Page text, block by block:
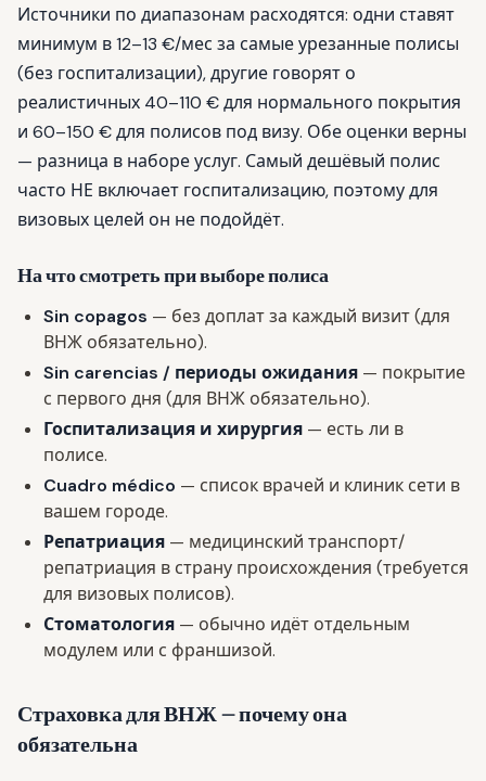
Источники по диапазонам расходятся: одни ставят
минимум в 12–13 €/мес за самые урезанные полисы
(без госпитализации), другие говорят о
реалистичных 40–110 € для нормального покрытия
и 60–150 € для полисов под визу. Обе оценки верны
— разница в наборе услуг. Самый дешёвый полис
часто НЕ включает госпитализацию, поэтому для
визовых целей он не подойдёт.
На что смотреть при выборе полиса
Sin copagos — без доплат за каждый визит (для
ВНЖ обязательно).
Sin carencias / периоды ожидания — покрытие
с первого дня (для ВНЖ обязательно).
Госпитализация и хирургия — есть ли в
полисе.
Cuadro médico — список врачей и клиник сети в
вашем городе.
Репатриация — медицинский транспорт/
репатриация в страну происхождения (требуется
для визовых полисов).
Стоматология — обычно идёт отдельным
модулем или с франшизой.
Страховка для ВНЖ — почему она
обязательна